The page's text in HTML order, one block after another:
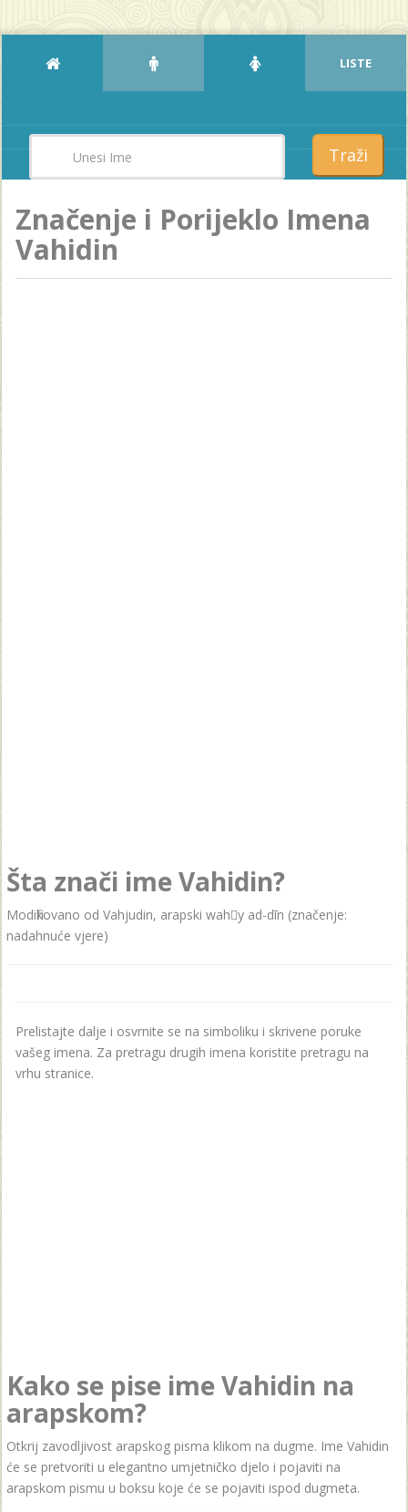
LISTE
Traži
Značenje i Porijeklo Imena
Vahidin
Šta znači ime Vahidin?
Modifikovano od Vahjudin, arapski wahy ad-dīn (značenje:
nadahnuće vjere)
Prelistajte dalje i osvrnite se na simboliku i skrivene poruke
vašeg imena. Za pretragu drugih imena koristite pretragu na
vrhu stranice.
Kako se pise ime Vahidin na
arapskom?
Otkrij zavodljivost arapskog pisma klikom na dugme. Ime Vahidin
će se pretvoriti u elegantno umjetničko djelo i pojaviti na
arapskom pismu u boksu koje će se pojaviti ispod dugmeta.